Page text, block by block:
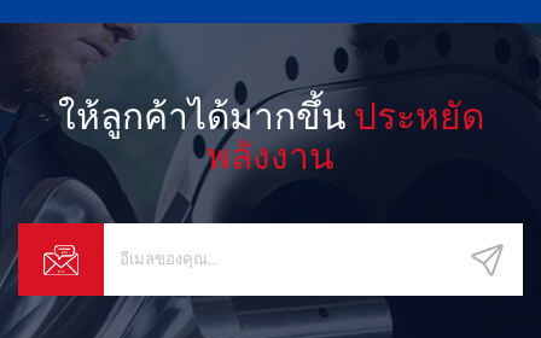
ให้ลูกค้าได้มากขึ้น ประหยัด
พลังงาน